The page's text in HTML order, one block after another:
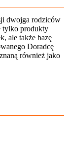
dwojga rodziców
tylko produkty
ale także bazę
Doradcę
znaną również jako